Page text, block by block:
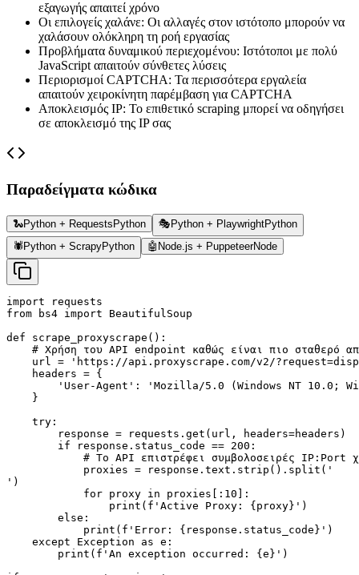
εξαγωγής απαιτεί χρόνο
Οι επιλογείς χαλάνε: Οι αλλαγές στον ιστότοπο μπορούν να
χαλάσουν ολόκληρη τη ροή εργασίας
Προβλήματα δυναμικού περιεχομένου: Ιστότοποι με πολύ
JavaScript απαιτούν σύνθετες λύσεις
Περιορισμοί CAPTCHA: Τα περισσότερα εργαλεία
απαιτούν χειροκίνητη παρέμβαση για CAPTCHA
Αποκλεισμός IP: Το επιθετικό scraping μπορεί να οδηγήσει
σε αποκλεισμό της IP σας
Παραδείγματα κώδικα
🐍Python + Requests Python 🎭 Python + PlaywrightPython
🕷️Python + ScrapyPython 🤖 Node.js + PuppeteerNode
import requests
from bs4 import BeautifulSoup
def scrape_proxyscrape():
# Χρήση του API endpoint καθώς είναι πιο σταθερό
url = 'https://api.proxyscrape.com/v2/
    headers = {
'User-Agent': 'Mozilla/5.0 (Windows NT 10.0;
    }
    try:
        response = requests.get(url, headers=headers)
        if response.status_code == 200:
# Το API επιστρέφει συμβολοσειρές IP:Port
            proxies = response.text.strip().split('
')
            for proxy in proxies[:10]:
                print(f'Active Proxy: {proxy}')
        else:
            print(f'Error: {response.status_code}')
    except Exception as e:
        print(f'An exception occurred: {e}')